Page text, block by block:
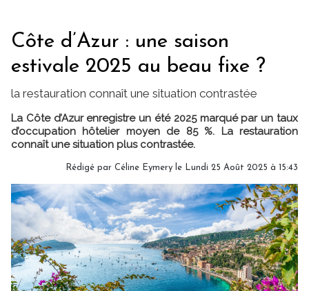
Côte d’Azur : une saison
estivale 2025 au beau fixe ?
la restauration connaît une situation contrastée
La Côte d’Azur enregistre un été 2025 marqué par un taux
d’occupation hôtelier moyen de 85 %. La restauration
connaît une situation plus contrastée.
Rédigé par Céline Eymery le Lundi 25 Août 2025 à 15:43